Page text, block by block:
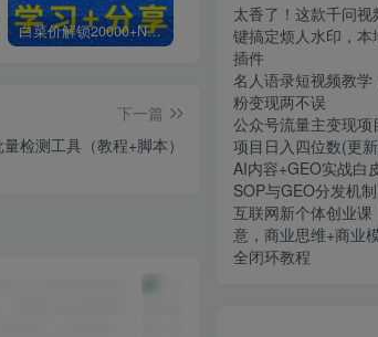
白菜价解锁20000+N个赚钱机会，加入知拾光会员，全站资源免费学习。 加盟知拾光，搭建同款项目资源站，实现日入2000+
下一篇
检测工具（教程+脚本）
太香了！这款千问
键搞定烦人水印，
插件
名人语录短视频教
粉变现两不误
公众号流量主变现
项目日入四位数(更
AI内容+GEO实战白
SOP与GEO分发机制
互联网新个体创业
意，商业思维+商业
全闭环教程